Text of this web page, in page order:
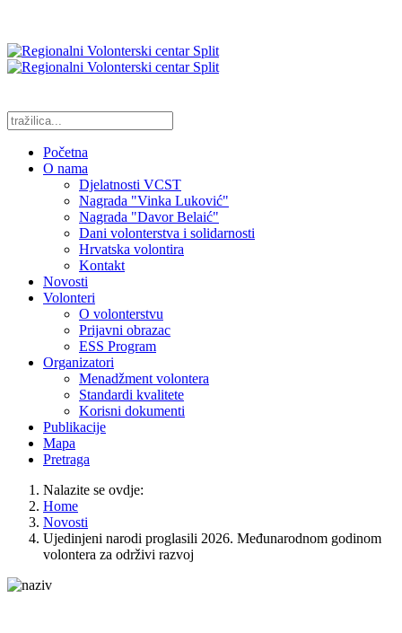
Početna
O nama
Djelatnosti VCST
Nagrada "Vinka Luković"
Nagrada "Davor Belaić"
Dani volonterstva i solidarnosti
Hrvatska volontira
Kontakt
Novosti
Volonteri
O volonterstvu
Prijavni obrazac
ESS Program
Organizatori
Menadžment volontera
Standardi kvalitete
Korisni dokumenti
Publikacije
Mapa
Pretraga
Nalazite se ovdje:
Home
Novosti
Ujedinjeni narodi proglasili 2026. Međunarodnom godinom
volontera za održivi razvoj